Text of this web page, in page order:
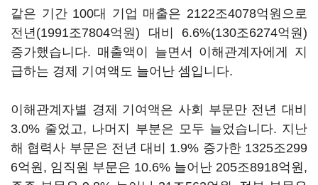
같은 기간 100대 기업 매출은 2122조4078억원으로
전년(1991조7804억원) 대비 6.6%(130조6274억원)
증가했습니다. 매출액이 늘면서 이해관계자에게 지
급하는 경제 기여액도 늘어난 셈입니다.
이해관계자별 경제 기여액은 사회 부문만 전년 대비
3.0% 줄었고, 나머지 부분은 모두 늘었습니다. 지난
해 협력사 부문은 전년 대비 1.9% 증가한 1325조299
6억원 , 임직원 부문은 10.6% 늘어난 205조8918억원 ,